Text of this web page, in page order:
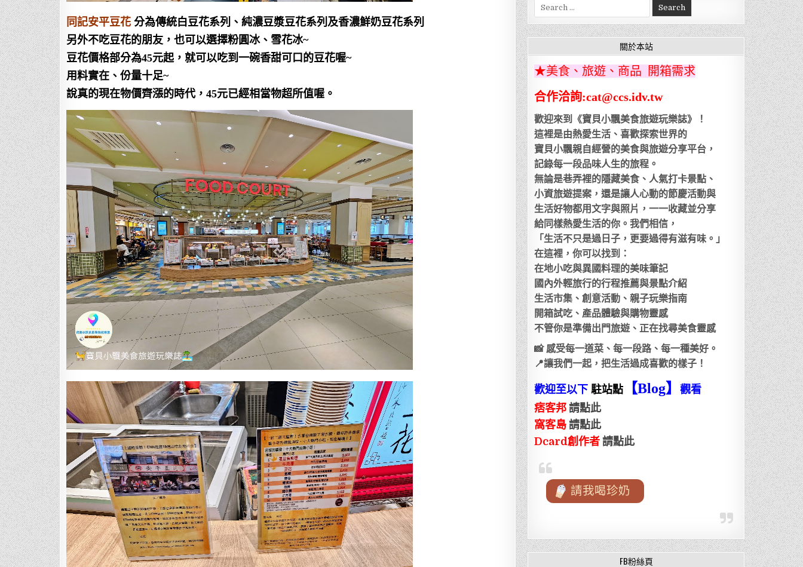
同記安平豆花分為傳統白豆花系列、純濃豆漿豆花系列及香濃鮮奶豆花系列
另外不吃豆花的朋友，也可以選擇粉圓冰、雪花冰~
豆花價格部分為45元起，就可以吃到一碗香甜可口的豆花喔~
用料實在、份量十足~
說真的現在物價齊漲的時代，45元已經相當物超所值喔。
Search
for:
關於本站
★美食、旅遊、商品 開箱需求
合作洽詢:cat@ccs.idv.tw
歡迎來到《寶貝小飄美食旅遊玩樂誌》！
這裡是由熱愛生活、喜歡探索世界的
寶貝小飄親自經營的美食與旅遊分享平台，
記錄每一段品味人生的旅程。
無論是巷弄裡的隱藏美食、人氣打卡景點、
小資旅遊提案，還是讓人心動的節慶活動與
生活好物都用文字與照片，一一收藏並分享
給同樣熱愛生活的你。我們相信，
「生活不只是過日子，更要過得有滋有味。」
在這裡，你可以找到：
在地小吃與異國料理的美味筆記
國內外輕旅行的行程推薦與景點介紹
生活市集、創意活動、親子玩樂指南
開箱試吃、產品體驗與購物靈感
不管你是準備出門旅遊、正在找尋美食靈感
📸 感受每一道菜、每一段路、每一種美好。
📍讓我們一起，把生活過成喜歡的樣子！
歡迎至以下 駐站點 【Blog】觀看
痞客邦 請點此
窩客島請點此
Dcard創作者 請點此
請我喝珍奶
FB粉絲頁